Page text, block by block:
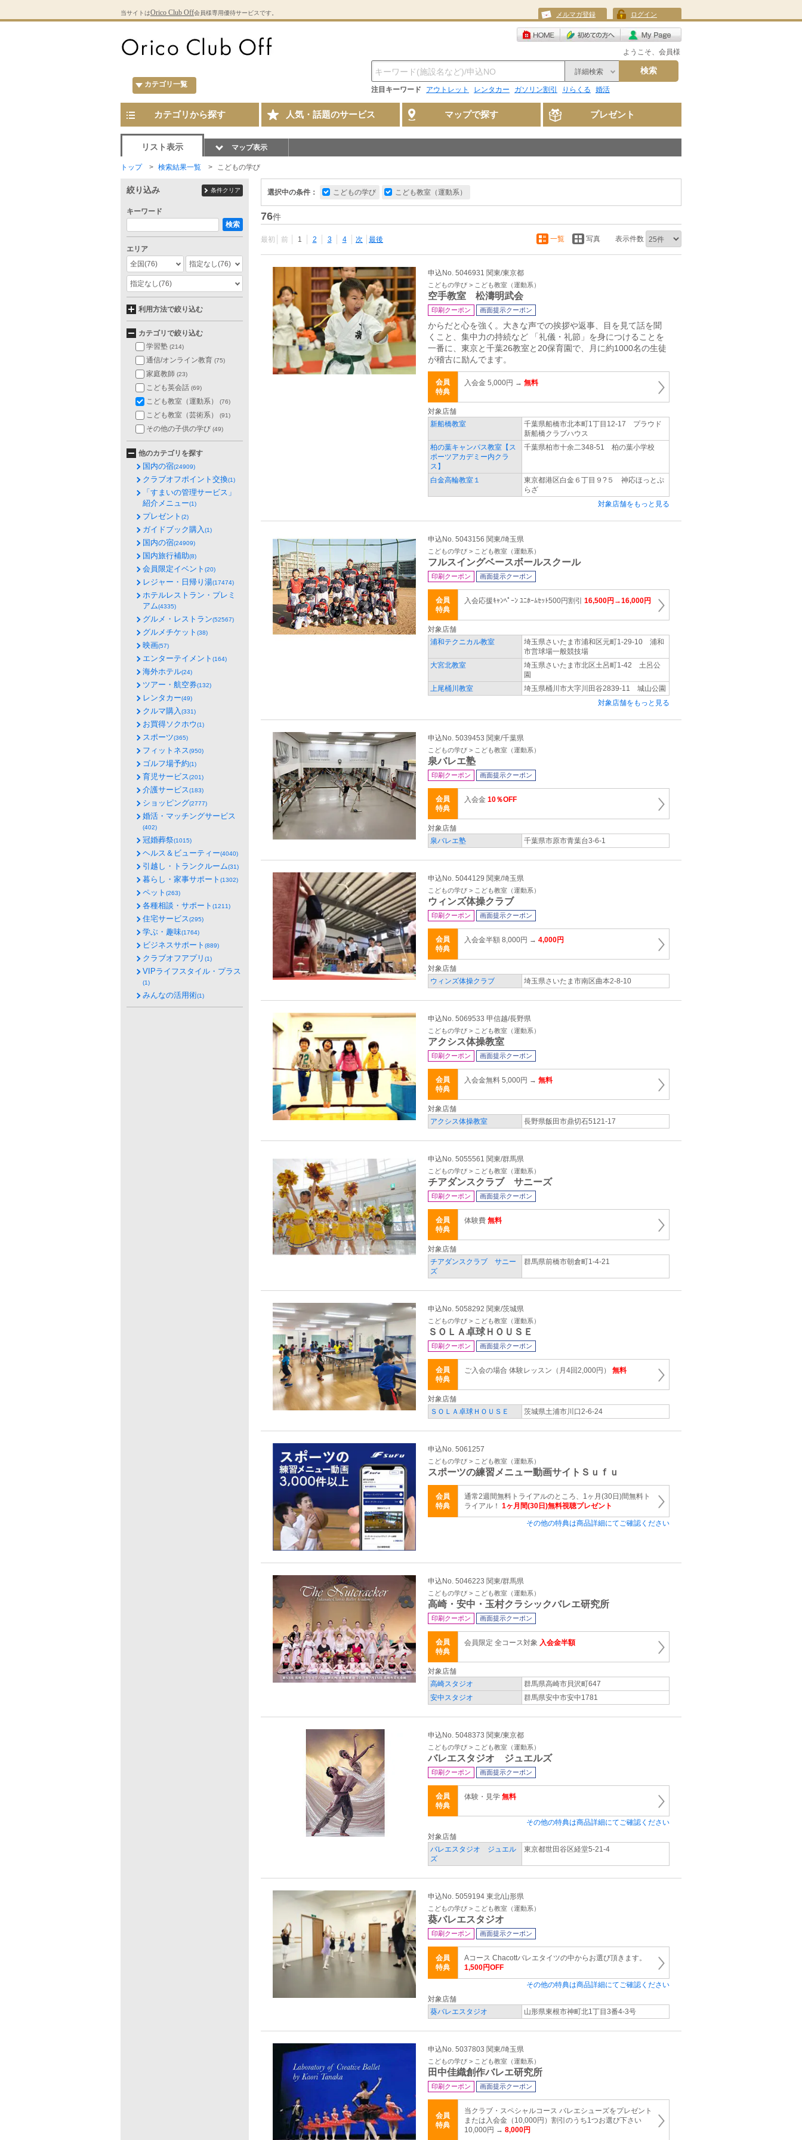
当サイトはOrico Club Off会員様専用優待サービスです。 メルマガ登録 ログイン
ようこそ、会員様
カテゴリ一覧
詳細検索 検索
注目キーワード アウトレット レンタカー ガソリン割引 りらくる 婚活
カテゴリから探す 人気・話題のサービス マップで探す プレゼント
リスト表示 マップ表示
トップ 検索結果一覧 こどもの学び
選択中の条件： こどもの学び こども教室（運動系）
76件
最初 前 1 2 3 4 次 最後 一覧 写真 表示件数
申込No. 5046931 関東/東京都
こどもの学び > こども教室（運動系）
空手教室 松濤明武会
印刷クーポン 画面提示クーポン
からだと心を強く。大きな声での挨拶や返事、目を見て話を聞
くこと、集中力の持続など 「礼儀・礼節」を身につけることを
一番に、東京と千葉26教室と20保育園で、月に約1000名の生徒
が稽古に励んでます。
会員
特典
入会金 5,000円 → 無料
対象店舗
新船橋教室
千葉県船橋市北本町1丁目12-17 プラウド
新船橋クラブハウス
柏の葉キャンパス教室【ス
ポーツアカデミー内クラ
ス】
千葉県柏市十余二348-51 柏の葉小学校
白金高輪教室１
東京都港区白金６丁目９?５ 神応ほっとぷ
らざ
対象店舗をもっと見る
申込No. 5043156 関東/埼玉県
こどもの学び > こども教室（運動系）
フルスイングベースボールスクール
印刷クーポン 画面提示クーポン
会員
特典
入会応援ｷｬﾝﾍﾟｰﾝ ﾕﾆﾎｰﾑｾｯﾄ500円割引 16,500円→16,000円
対象店舗
浦和テクニカル教室
埼玉県さいたま市浦和区元町1-29-10 浦和
市営球場一般競技場
大宮北教室
埼玉県さいたま市北区土呂町1-42 土呂公
園
上尾桶川教室
埼玉県桶川市大字川田谷2839-11 城山公園
対象店舗をもっと見る
申込No. 5039453 関東/千葉県
こどもの学び > こども教室（運動系）
泉バレエ塾
印刷クーポン 画面提示クーポン
会員
特典
入会金 10％OFF
対象店舗
泉バレエ塾
千葉県市原市青葉台3-6-1
申込No. 5044129 関東/埼玉県
こどもの学び > こども教室（運動系）
ウィンズ体操クラブ
印刷クーポン 画面提示クーポン
会員
特典
入会金半額 8,000円 → 4,000円
対象店舗
ウィンズ体操クラブ
埼玉県さいたま市南区曲本2-8-10
申込No. 5069533 甲信越/長野県
こどもの学び > こども教室（運動系）
アクシス体操教室
印刷クーポン 画面提示クーポン
会員
特典
入会金無料 5,000円 → 無料
対象店舗
アクシス体操教室
長野県飯田市鼎切石5121-17
申込No. 5055561 関東/群馬県
こどもの学び > こども教室（運動系）
チアダンスクラブ サニーズ
印刷クーポン 画面提示クーポン
会員
特典
体験費 無料
対象店舗
チアダンスクラブ サニー
ズ
群馬県前橋市朝倉町1-4-21
申込No. 5058292 関東/茨城県
こどもの学び > こども教室（運動系）
ＳＯＬＡ卓球ＨＯＵＳＥ
印刷クーポン 画面提示クーポン
会員
特典
ご入会の場合 体験レッスン（月4回2,000円） 無料
対象店舗
ＳＯＬＡ卓球ＨＯＵＳＥ
茨城県土浦市川口2-6-24
申込No. 5061257
こどもの学び > こども教室（運動系）
スポーツの練習メニュー動画サイトＳｕｆｕ
会員
特典
通常2週間無料トライアルのところ、1ヶ月(30日)間無料ト
ライアル！ 1ヶ月間(30日)無料視聴プレゼント
その他の特典は商品詳細にてご確認ください
申込No. 5046223 関東/群馬県
こどもの学び > こども教室（運動系）
高崎・安中・玉村クラシックバレエ研究所
印刷クーポン 画面提示クーポン
会員
特典
会員限定 全コース対象 入会金半額
対象店舗
高崎スタジオ
群馬県高崎市貝沢町647
安中スタジオ
群馬県安中市安中1781
申込No. 5048373 関東/東京都
こどもの学び > こども教室（運動系）
バレエスタジオ ジュエルズ
印刷クーポン 画面提示クーポン
会員
特典
体験・見学 無料
その他の特典は商品詳細にてご確認ください
対象店舗
バレエスタジオ ジュエル
ズ
東京都世田谷区経堂5-21-4
申込No. 5059194 東北/山形県
こどもの学び > こども教室（運動系）
葵バレエスタジオ
印刷クーポン 画面提示クーポン
会員
特典
Aコース Chacottバレエタイツの中からお選び頂きます。
1,500円OFF
その他の特典は商品詳細にてご確認ください
対象店舗
葵バレエスタジオ
山形県東根市神町北1丁目3番4-3号
申込No. 5037803 関東/埼玉県
こどもの学び > こども教室（運動系）
田中佳織創作バレエ研究所
印刷クーポン 画面提示クーポン
会員
特典
当クラブ・スペシャルコース バレエシューズをプレゼント
または入会金（10,000円）割引のうち1つお選び下さい
10,000円 → 8,000円
絞り込み 条件クリア
キーワード
検索
エリア
全国(76) 指定なし(76)
指定なし(76)
利用方法で絞り込む
カテゴリで絞り込む
学習塾 (214)
通信/オンライン教育 (75)
家庭教師 (23)
こども英会話 (69)
こども教室（運動系） (76)
こども教室（芸術系） (91)
その他の子供の学び (49)
他のカテゴリを探す
国内の宿(24909)
クラブオフポイント交換(1)
「すまいの管理サービス」
紹介メニュー(1)
プレゼント (2)
ガイドブック購入(1)
国内の宿(24909)
国内旅行補助(8)
会員限定イベント (20)
レジャー・日帰り湯(17474)
ホテルレストラン・プレミ
アム(4335)
グルメ・レストラン(52567)
グルメチケット (38)
映画(57)
エンターテイメント (164)
海外ホテル(24)
ツアー・航空券(132)
レンタカー(49)
クルマ購入(331)
お買得ソクホウ(1)
スポーツ(365)
フィットネス(950)
ゴルフ場予約(1)
育児サービス(201)
介護サービス(183)
ショッピング(2777)
婚活・マッチングサービス
(402)
冠婚葬祭(1015)
ヘルス＆ビューティー(4040)
引越し・トランクルーム(31)
暮らし・家事サポート (1302)
ペット (263)
各種相談・サポート (1211)
住宅サービス(295)
学ぶ・趣味(1764)
ビジネスサポート (889)
クラブオフアプリ (1)
VIPライフスタイル・プラス
(1)
みんなの活用術(1)